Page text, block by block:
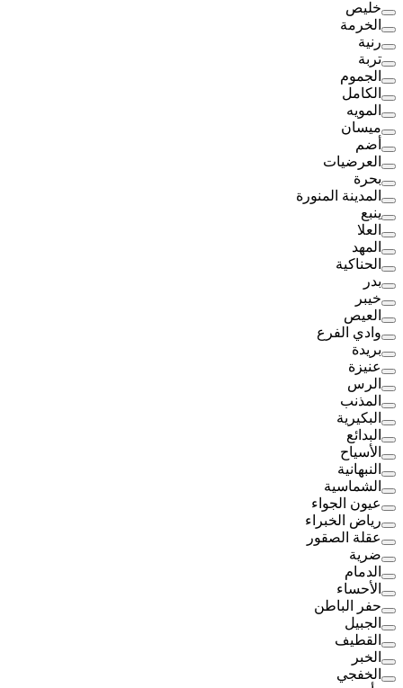
خليص
الخرمة
رنية
تربة
الجموم
الكامل
المويه
ميسان
أضم
العرضيات
بحرة
المدينة المنورة
ينبع
العلا
المهد
الحناكية
بدر
خيبر
العيص
وادي الفرع
بريدة
عنيزة
الرس
المذنب
البكيرية
البدائع
الأسياح
النبهانية
الشماسية
عيون الجواء
رياض الخبراء
عقلة الصقور
ضرية
الدمام
الأحساء
حفر الباطن
الجبيل
القطيف
الخبر
الخفجي